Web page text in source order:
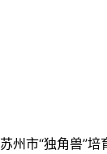
苏州市“独角兽”